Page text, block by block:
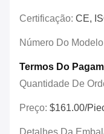
Certificação: CE,
Número Do
Termos Do
Quantidade De
Preço: $161.00/